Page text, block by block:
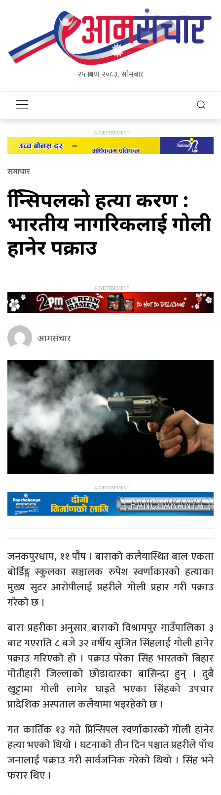
२५ श्रावण २०८३, सोमबार
समाचार
प्रिन्सिपलको हत्या प्रकरण :
भारतीय नागरिकलाई गोली
हानेर पक्राउ
आमसंचार
जनकपुरधाम, ११ पौष । बाराको कलैयास्थित बाल एकता
बोर्डिङ्ग स्कुलका सञ्चालक रुपेश स्वर्णाकारको हत्याका
मुख्य सुटर आरोपीलाई प्रहरीले गोली प्रहार गरी पक्राउ
गरेको छ ।
बारा प्रहरीका अनुसार बाराको विश्रामपुर गाउँपालिका ३
बाट गएराति ८ बजे ३२ वर्षीय सुजित सिंहलाई गोली हानेर
पक्राउ गरिएको हो । पक्राउ परेका सिंह भारतको बिहार
मोतीहारी जिल्लाको छोडादारका बासिन्दा हुन् । दुबै
खुट्टामा गोली लागेर घाइते भएका सिंहको उपचार
प्रादेशिक अस्पताल कलैयामा भइरहेको छ ।
गत कार्तिक १३ गते प्रिन्सिपल स्वर्णाकारको गोली हानेर
हत्या भएको थियो । घटनाको तीन दिन पश्चात प्रहरीले पाँच
जनालाई पक्राउ गरी सार्वजनिक गरेको थियो । सिंह भने
फरार थिए ।